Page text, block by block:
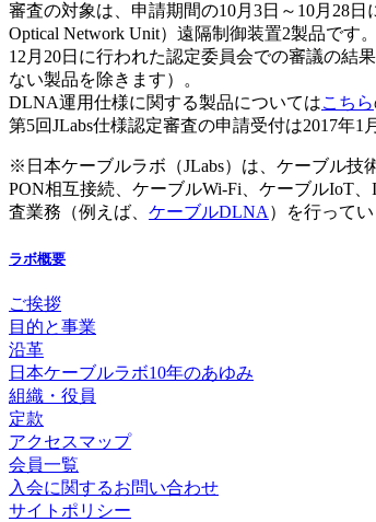
審査の対象は、申請期間の10月3日～10月28
Optical Network Unit）遠隔制御装置2製品です。
12月20日に行われた認定委員会での審議の結
ない製品を除きます）。
DLNA運用仕様に関する製品についてはこちら
第5回JLabs仕様認定審査の申請受付は2017年1
※日本ケーブルラボ（JLabs）は、ケーブル技
PON相互接続、ケーブルWi-Fi、ケーブルIoT
査業務（例えば、 ケーブルDLNA）を行ってい
ラボ概要
ご挨拶
目的と事業
沿革
日本ケーブルラボ10年のあゆみ
組織・役員
定款
アクセスマップ
会員一覧
入会に関するお問い合わせ
サイトポリシー